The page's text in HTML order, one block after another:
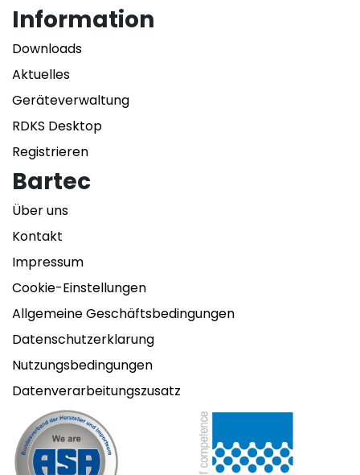
Information
Downloads
Aktuelles
Geräteverwaltung
RDKS Desktop
Registrieren
Bartec
Über uns
Kontakt
Impressum
Cookie-Einstellungen
Allgemeine Geschäftsbedingungen
Datenschutzerklarung
Nutzungsbedingungen
Datenverarbeitungszusatz